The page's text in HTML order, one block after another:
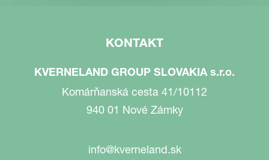
KONTAKT
KVERNELAND GROUP SLOVAKIA s.r.o.
Komárňanská cesta 41/10112
940 01 Nové Zámky
info@kverneland.sk